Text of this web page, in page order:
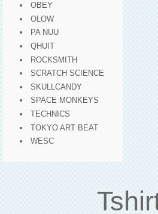
OBEY
OLOW
PA NUU
QHUIT
ROCKSMITH
SCRATCH SCIENCE
SKULLCANDY
SPACE MONKEYS
TECHNICS
TOKYO ART BEAT
WESC